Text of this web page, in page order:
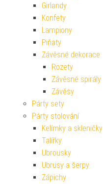
Girlandy
Konfety
Lampiony
Piňaty
Závěsné dekorace
Rozety
Závěsné spirály
Závěsy
Párty sety
Párty stolování
Kelímky a skleničky
Talířky
Ubrousky
Ubrusy a šerpy
Zápichy